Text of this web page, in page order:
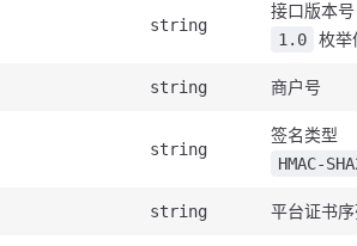
string
接口版本号
1.0 枚举
string 商户号
string
签名类型
HMAC-
string 平台证书